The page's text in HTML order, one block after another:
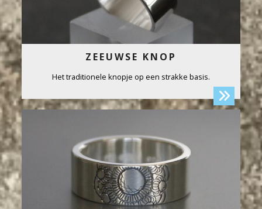
ZEEUWSE KNOP
Het traditionele knopje op een strakke basis.